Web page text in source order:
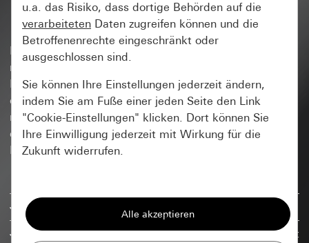
in den Möglichkeiten.
Das System 70 ist die konsequente Weiterführung der
minimalistischen Gira Formensprache in eine neue
Plattform mit großen Bedienflächen. Basierend auf
dem Gira Flächenschalter entsteht ein neues,
modulares und zukunftsgerichtetes Sortiment mit vier
eigenständigen Schalterprogrammen: Gira F100, Gira
F200, Gira F200 flach und Gira F300.
Das modernste Flächenschaltersortiment am Markt
Große Gestaltungsfreiheit in der Gebäudetechnik mit
u.a. das Risiko, dass dortige Behörden auf die
verarbeiteten Daten zugreifen können und die
Betroffenenrechte eingeschränkt oder
ausgeschlossen sind.
Sie können Ihre Einstellungen jederzeit ändern,
indem Sie am Fuße einer jeden Seite den Link
"Cookie-Einstellungen" klicken. Dort können Sie
Ihre Einwilligung jederzeit mit Wirkung für die
Zukunft widerrufen.
Alle Cookies, die wir benötigen um Ihnen die
Seite anzeigen zu können.